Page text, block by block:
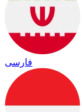
فارسی